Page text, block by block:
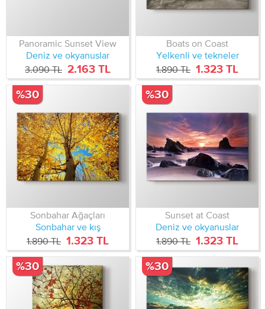
Panoramic Sunset View
Deniz ve okyanuslar
3.090 TL 2.163 TL
Boats on Coast
Yelkenli ve tekneler
1.890 TL 1.323 TL
Sonbahar Ağaçları
Sonbahar ve kış
1.890 TL 1.323 TL
%30
Sunset at Coast
Deniz ve okyanuslar
1.890 TL 1.323 TL
%30
%30 %30